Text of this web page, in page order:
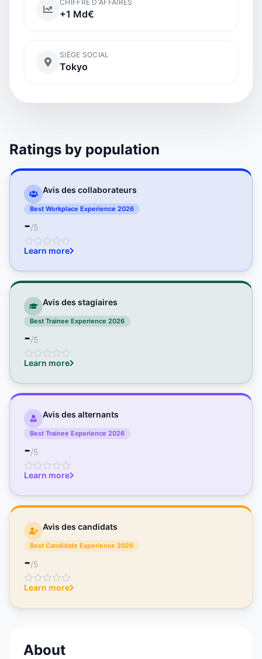
CHIFFRE D'AFFAIRES
+1 Md€
SIÈGE SOCIAL
Tokyo
Ratings by population
Avis des collaborateurs
Best Workplace Experience 2026
-/5
Learn more
Avis des stagiaires
Best Trainee Experience 2026
-/5
Learn more
Avis des alternants
Best Trainee Experience 2026
-/5
Learn more
Avis des candidats
Best Candidate Experience 2026
-/5
Learn more
About